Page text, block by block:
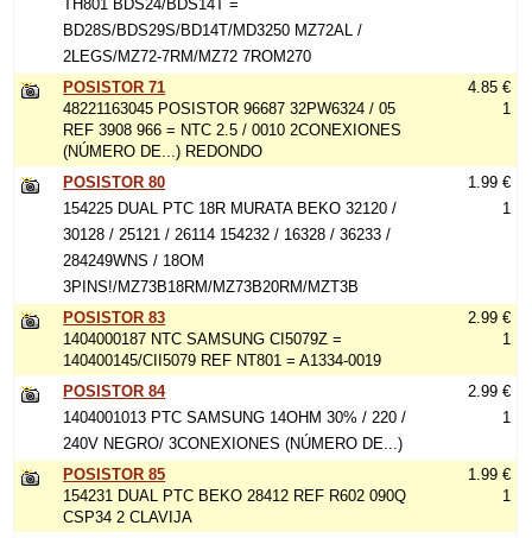
TH801 BDS24/BDS14T =
BD28S/BDS29S/BD14T/MD3250 MZ72AL /
2LEGS/MZ72-7RM/MZ72 7ROM270
POSISTOR 71
48221163045 POSISTOR 96687 32PW6324 / 05
REF 3908 966 = NTC 2.5 / 0010 2CONEXIONES
(NÚMERO DE...) REDONDO
4.85 €
1
POSISTOR 80
154225 DUAL PTC 18R MURATA BEKO 32120 /
30128 / 25121 / 26114 154232 / 16328 / 36233 /
284249WNS / 18OM
3PINS!/MZ73B18RM/MZ73B20RM/MZT3B
1.99 €
1
POSISTOR 83
1404000187 NTC SAMSUNG CI5079Z =
140400145/CII5079 REF NT801 = A1334-0019
2.99 €
1
POSISTOR 84
1404001013 PTC SAMSUNG 14OHM 30% / 220 /
240V NEGRO/ 3CONEXIONES (NÚMERO DE...)
2.99 €
1
POSISTOR 85
154231 DUAL PTC BEKO 28412 REF R602 090Q
CSP34 2 CLAVIJA
1.99 €
1